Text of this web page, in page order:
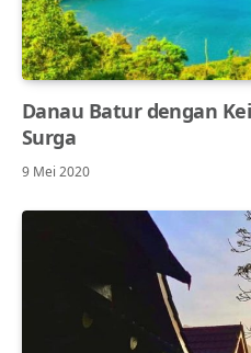
Danau Batur dengan
Surga
9 Mei 2020